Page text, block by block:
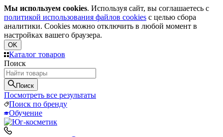
Мы используем cookies. Используя сайт, вы соглашаетесь с
политикой использования файлов cookies с целью сбора
аналитики. Cookies можно отключить в любой момент в
настройках вашего браузера.
OK
Каталог товаров
Поиск
Поиск
Посмотреть все результаты
Поиск по бренду
Обучение